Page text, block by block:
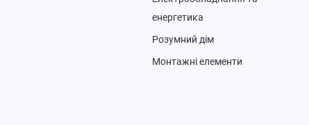
енергетика
Розумний дім
Монтажні елементи